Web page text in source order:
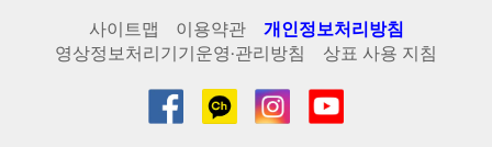
사이트맵 이용약관
개인정보처리방침
영상정보처리기기운영·관리방침
상표 사용 지침